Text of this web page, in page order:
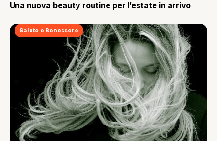
Una nuova beauty routine per l’estate in arrivo
Salute e Benessere